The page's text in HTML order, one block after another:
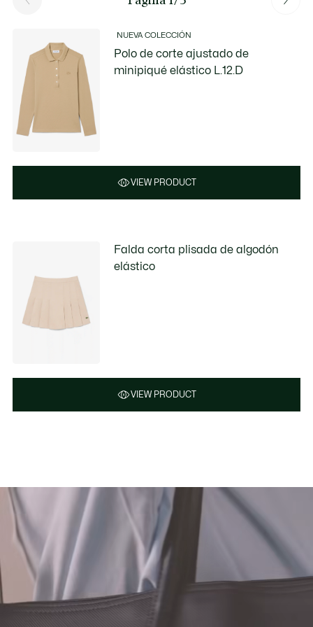
NUEVA COLECCIÓN
Polo de corte ajustado de
minipiqué elástico L.12.D
VIEW PRODUCT
Falda corta plisada de algodón
elástico
VIEW PRODUCT